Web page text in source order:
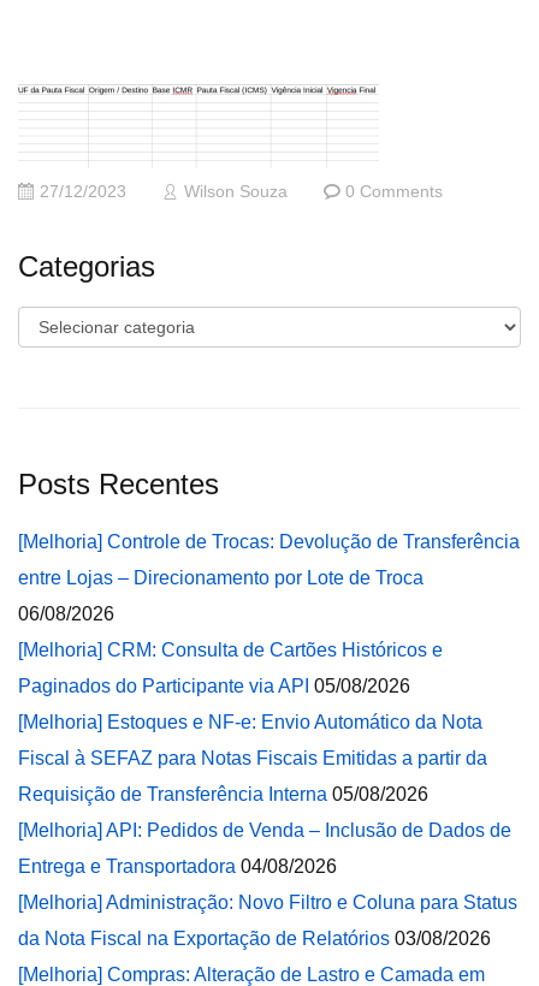
27/12/2023 Wilson Souza 0 Comments
Categorias
Categorias
Posts Recentes
[Melhoria] Controle de Trocas: Devolução de Transferência
entre Lojas – Direcionamento por Lote de Troca
06/08/2026
[Melhoria] CRM: Consulta de Cartões Históricos e
Paginados do Participante via API 05/08/2026
[Melhoria] Estoques e NF-e: Envio Automático da Nota
Fiscal à SEFAZ para Notas Fiscais Emitidas a partir da
Requisição de Transferência Interna 05/08/2026
[Melhoria] API: Pedidos de Venda – Inclusão de Dados de
Entrega e Transportadora 04/08/2026
[Melhoria] Administração: Novo Filtro e Coluna para Status
da Nota Fiscal na Exportação de Relatórios 03/08/2026
[Melhoria] Compras: Alteração de Lastro e Camada em